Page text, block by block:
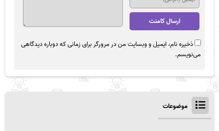
ذخیره نام، ایمیل و وبسایت من در مرورگر برای زمانی که دوباره دیدگاهی
می‌نویسم.
موضوعات